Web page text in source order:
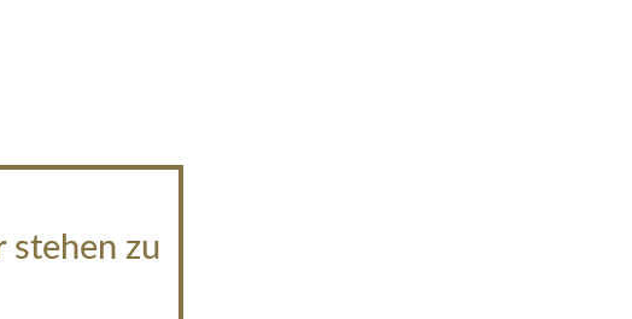
stehen zu